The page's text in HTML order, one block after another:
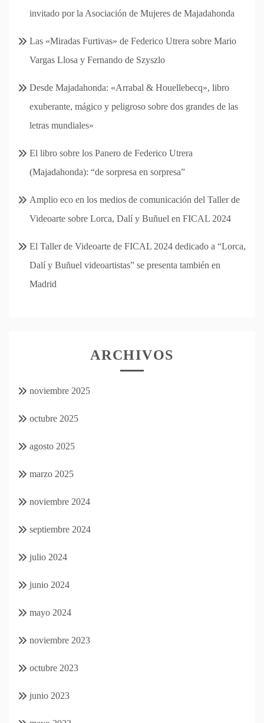
invitado por la Asociación de Mujeres de Majadahonda
Las «Miradas Furtivas» de Federico Utrera sobre Mario
Vargas Llosa y Fernando de Szyszlo
Desde Majadahonda: «Arrabal & Houellebecq», libro
exuberante, mágico y peligroso sobre dos grandes de las
letras mundiales»
El libro sobre los Panero de Federico Utrera
(Majadahonda): “de sorpresa en sorpresa”
Amplio eco en los medios de comunicación del Taller de
Videoarte sobre Lorca, Dalí y Buñuel en FICAL 2024
El Taller de Videoarte de FICAL 2024 dedicado a “Lorca,
Dalí y Buñuel videoartistas” se presenta también en
Madrid
ARCHIVOS
noviembre 2025
octubre 2025
agosto 2025
marzo 2025
noviembre 2024
septiembre 2024
julio 2024
junio 2024
mayo 2024
noviembre 2023
octubre 2023
junio 2023